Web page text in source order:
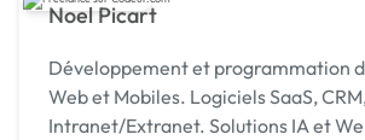
Noel Picart
Développement et programmation
Web et Mobiles. Logiciels SaaS, CRM, ERP,
Intranet/Extranet. Solutions IA